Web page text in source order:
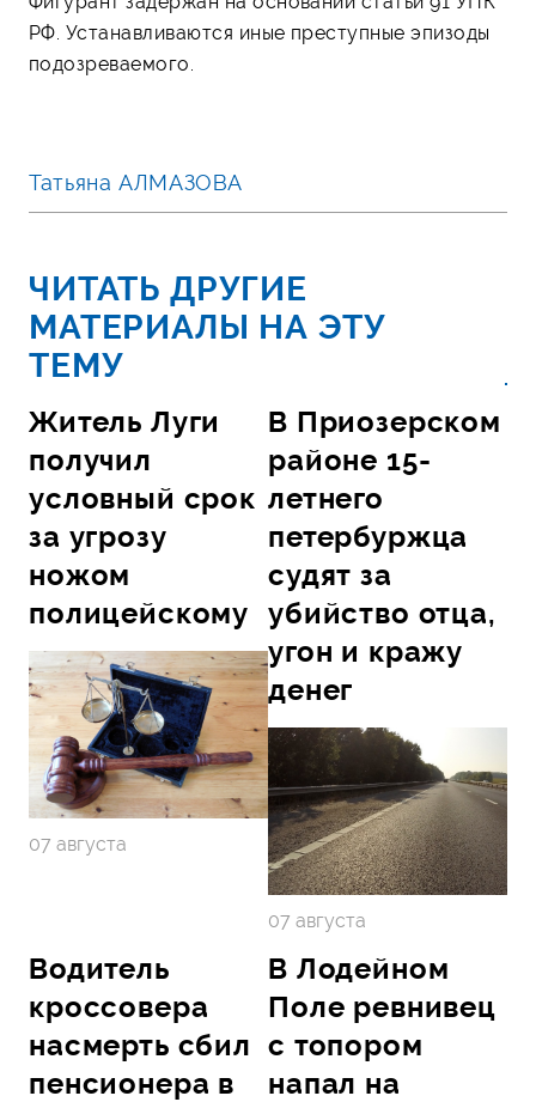
РФ. Устанавливаются иные преступные эпизоды
подозреваемого.
Татьяна АЛМАЗОВА
ЧИТАТЬ ДРУГИЕ
МАТЕРИАЛЫ НА ЭТУ
ТЕМУ
Житель Луги
получил
условный срок
за угрозу
ножом
полицейскому
07 августа
В Приозерском
районе 15-
летнего
петербуржца
судят за
убийство отца,
угон и кражу
денег
07 августа
Водитель
кроссовера
насмерть сбил
пенсионера в
В Лодейном
Поле ревнивец
с топором
напал на